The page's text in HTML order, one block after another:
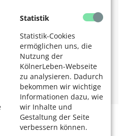
Statistik
Statistik-Cookies
ermöglichen uns, die
Nutzung der
KölnerLeben-Webseite
zu analysieren. Dadurch
bekommen wir wichtige
Informationen dazu, wie
wir Inhalte und
Gestaltung der Seite
verbessern können.
die Nutzung entstehen
interessieren
Fitnesstraining in
Fitness-Training ,